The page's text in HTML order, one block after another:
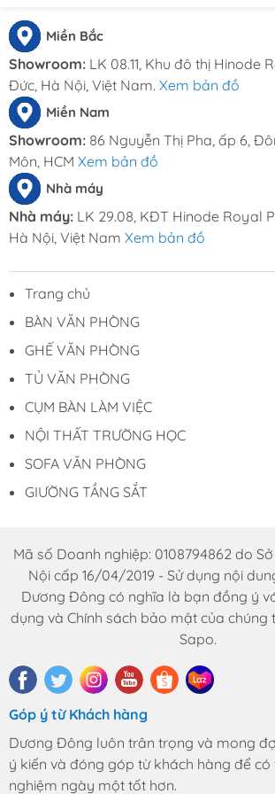
Miền Bắc
Showroom: LK 08.11, Khu đô thị Hinode
Đức, Hà Nội, Việt Nam. Xem bản đồ
Miền Nam
Showroom: 86 Nguyễn Thị Pha, ấp 6,
Môn, HCM Xem bản đồ
Nhà máy
Nhà máy: LK 29.08, KĐT Hinode Royal
Hà Nội, Việt Nam Xem bản đồ
Trang chủ
BÀN VĂN PHÒNG
GHẾ VĂN PHÒNG
TỦ VĂN PHÒNG
CỤM BÀN LÀM VIỆC
NỘI THẤT TRƯỜNG HỌC
SOFA VĂN PHÒNG
GIƯỜNG TẦNG SẮT
Mã số Doanh nghiệp: 0108794862 do
Nội cấp 16/04/2019 - Sử dụng nội
Dương Đông có nghĩa là bạn đồng ý
dụng và Chính sách bảo mật của chúng
Sapo.
Góp ý từ Khách hàng
Dương Đông luôn trân trọng và mong
ý kiến và đóng góp từ khách hàng để
nghiệm ngày một tốt hơn.